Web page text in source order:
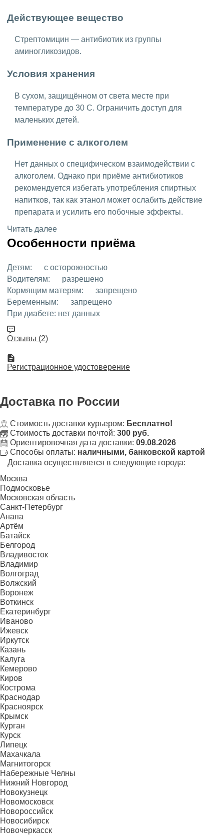
Действующее вещество
Стрептомицин — антибиотик из группы
аминогликозидов.
Условия хранения
В сухом, защищённом от света месте при
температуре до 30 C. Ограничить доступ для
маленьких детей.
Применение с алкоголем
Нет данных о специфическом взаимодействии с
алкоголем. Однако при приёме антибиотиков
рекомендуется избегать употребления спиртных
напитков, так как этанол может ослабить действие
препарата и усилить его побочные эффекты.
Читать далее
Особенности приёма
Детям:
с осторожностью
Водителям:
разрешено
Кормящим матерям:
запрещено
Беременным:
запрещено
При диабете: нет данных
Отзывы (2)
Регистрационное удостоверение
Доставка по России
Стоимость доставки курьером: Бесплатно!
Стоимость доставки почтой: 300 руб.
Ориентировочная дата доставки: 09.08.2026
Способы оплаты: наличными, банковской картой
Доставка осуществляется в следующие города:
Москва
Подмосковье
Московская область
Санкт-Петербург
Анапа
Артём
Батайск
Белгород
Владивосток
Владимир
Волгоград
Волжский
Воронеж
Воткинск
Екатеринбург
Иваново
Ижевск
Иркутск
Казань
Калуга
Кемерово
Киров
Кострома
Краснодар
Красноярск
Крымск
Курган
Курск
Липецк
Махачкала
Магнитогорск
Набережные Челны
Нижний Новгород
Новокузнецк
Новомосковск
Новороссийск
Новосибирск
Новочеркасск